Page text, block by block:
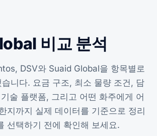
비교 분석
DSV와 Suaid Global을 항목별로
니다. 요금 구조, 최소 물량 조건, 담
술 플랫폼, 그리고 어떤 화주에게 어
지까지 실제 데이터를 기준으로 정리
선택하기 전에 확인해 보세요.